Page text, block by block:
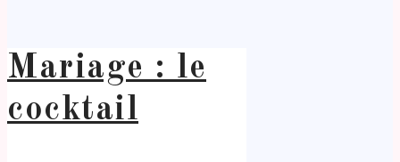
Mariage : le
cocktail